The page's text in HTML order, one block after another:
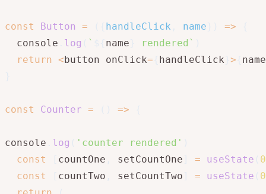
const Button = handleClick name =>
  console
log ` name rendered `
return <button onClick= handleClick >
name
const Counter = =>
console log 'counter rendered'
const
countOne setCountOne = useState
0
const
countTwo setCountTwo = useState
0